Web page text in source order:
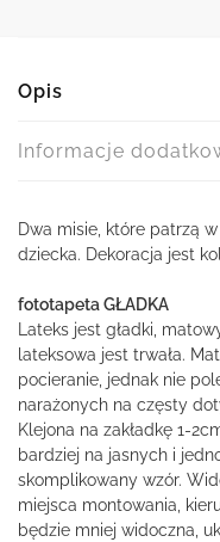
Opis
Informacje
Dwa misie, które patrzą
dziecka. Dekoracja jest
fototapeta GŁADKA
Lateks jest gładki,
lateksowa jest trwała.
pocieranie, jednak nie
narażonych na częsty
Klejona na zakładkę 1-
bardziej na jasnych i
skomplikowany wzór.
miejsca montowania,
będzie mniej widoczna,